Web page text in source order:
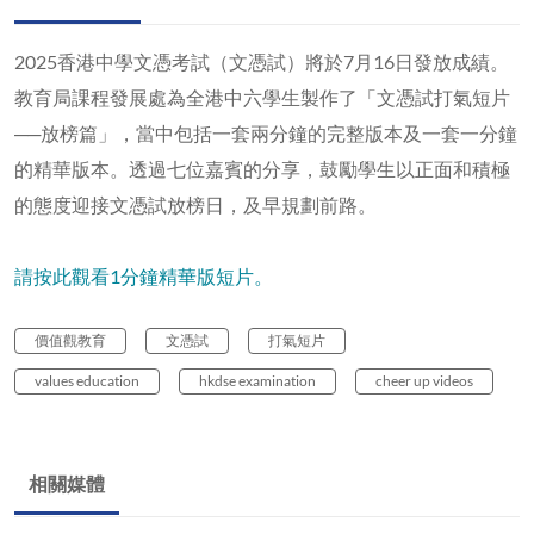
2025香港中學文憑考試（文憑試）將於7月16日發放成績。
教育局課程發展處為全港中六學生製作了「文憑試打氣短片
──放榜篇」，當中包括一套兩分鐘的完整版本及一套一分鐘
的精華版本。透過七位嘉賓的分享，鼓勵學生以正面和積極
的態度迎接文憑試放榜日，及早規劃前路。
請按此觀看1分鐘精華版短片。
價值觀教育 文憑試 打氣短片
values education hkdse examination cheer up videos
相關媒體